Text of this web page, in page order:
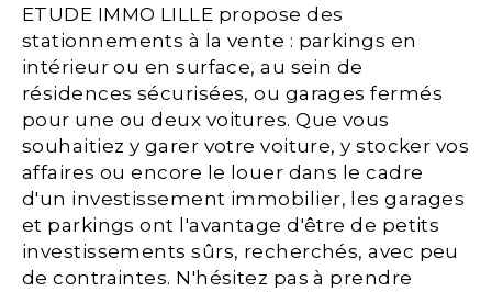
ETUDE IMMO LILLE propose des
stationnements à la vente : parkings en
intérieur ou en surface, au sein de
résidences sécurisées, ou garages fermés
pour une ou deux voitures. Que vous
souhaitiez y garer votre voiture, y stocker vos
affaires ou encore le louer dans le cadre
d'un investissement immobilier, les garages
et parkings ont l'avantage d'être de petits
investissements sûrs, recherchés, avec peu
de contraintes. N'hésitez pas à prendre